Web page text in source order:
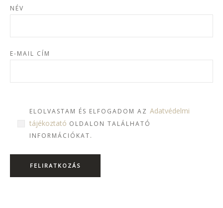
NÉV
E-MAIL CÍM
ELOLVASTAM ÉS ELFOGADOM AZ Adatvédelmi
tájékoztató OLDALON TALÁLHATÓ
INFORMÁCIÓKAT.